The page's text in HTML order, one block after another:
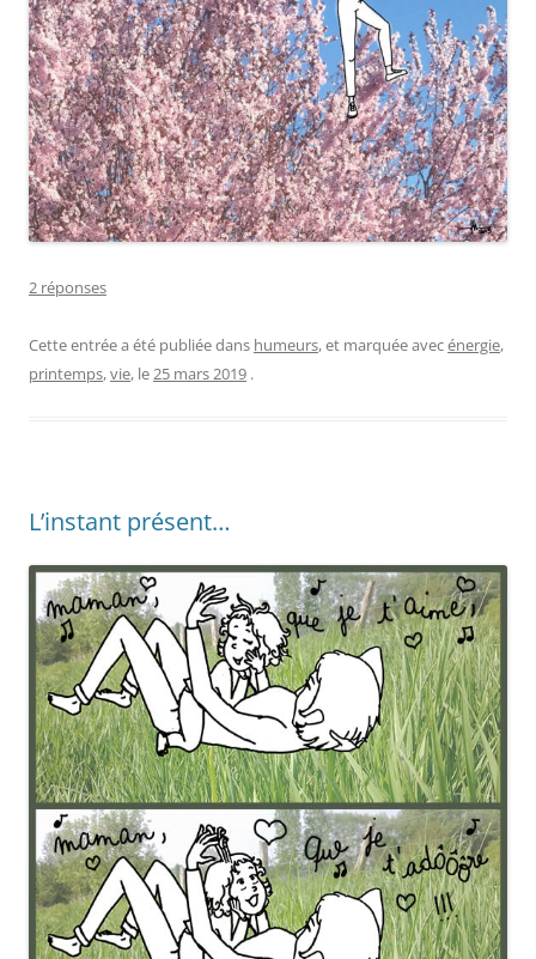
2 réponses
Cette entrée a été publiée dans humeurs, et marquée avecénergie,
printemps,vie, le25 mars 2019 .
L’instant présent…